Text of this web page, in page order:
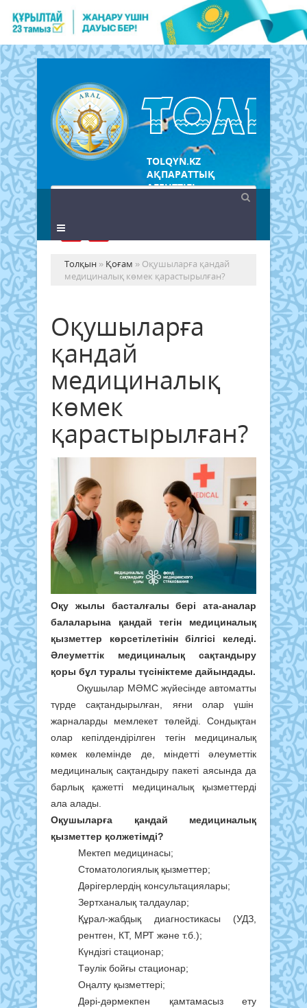
TOLQYN.KZ
АҚПАРАТТЫҚ
АГЕНТТІГІ
Толқын » Қоғам » Оқушыларға қандай
медициналық көмек қарастырылған?
Оқушыларға
қандай
медициналық
көмек
қарастырылған?
Оқу жылы басталғалы бері ата-аналар
балаларына қандай тегін медициналық
қызметтер көрсетілетінін білгісі келеді.
Әлеуметтік медициналық сақтандыру
қоры бұл туралы түсініктеме дайындады.
Оқушылар МӘМС жүйесінде автоматты
түрде сақтандырылған, яғни олар үшін
жарналарды мемлекет төлейді. Сондықтан
олар кепілдендірілген тегін медициналық
көмек көлемінде де, міндетті әлеуметтік
медициналық сақтандыру пакеті аясында да
барлық қажетті медициналық қызметтерді
ала алады.
Оқушыларға қандай медициналық
қызметтер қолжетімді?
Мектеп медицинасы;
Стоматологиялық қызметтер;
Дәрігерлердің консультациялары;
Зертханалық талдаулар;
Құрал-жабдық диагностикасы (УДЗ,
рентген, КТ, МРТ және т.б.);
Күндізгі стационар;
Тәулік бойғы стационар;
Оңалту қызметтері;
Дәрі-дәрмекпен қамтамасыз ету